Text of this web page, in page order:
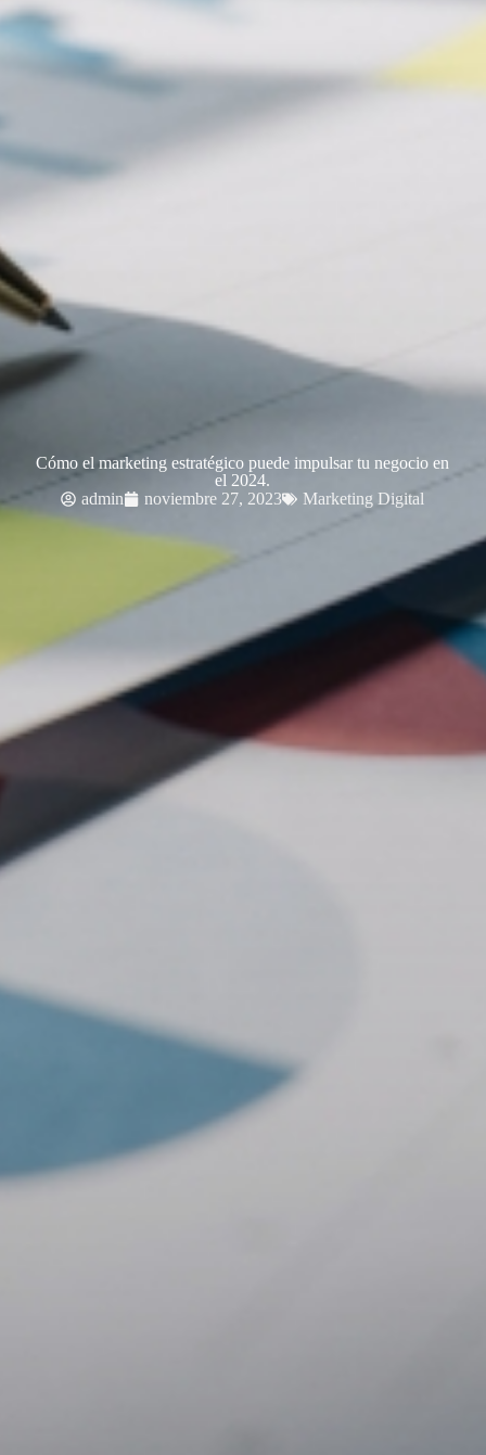
Cómo el marketing estratégico puede impulsar tu negocio en
el 2024.
admin
noviembre 27, 2023 Marketing Digital